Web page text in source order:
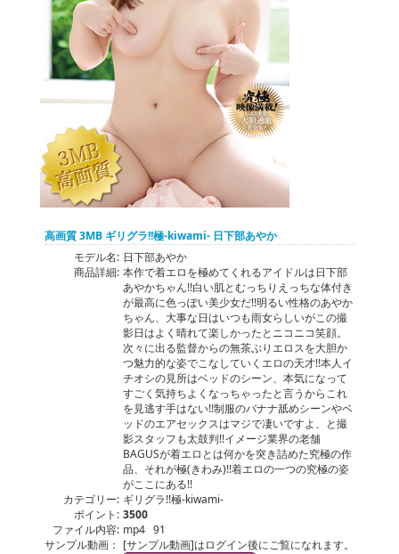
高画質 3MB ギリグラ!!極-kiwami- 日下部あやか
モデル名: 日下部あやか
商品詳細: 本作で着エロを極めてくれるアイドルは日下部
あやかちゃん!!白い肌とむっちりえっちな体付き
が最高に色っぽい美少女だ!!明るい性格のあやか
ちゃん、大事な日はいつも雨女らしいがこの撮
影日はよく晴れて楽しかったとニコニコ笑顔。
次々に出る監督からの無茶ぶりエロスを大胆か
つ魅力的な姿でこなしていくエロの天才!!本人イ
チオシの見所はベッドのシーン、本気になって
すごく気持ちよくなっちゃったと言うからこれ
を見逃す手はない!!制服のバナナ舐めシーンやベ
ッドのエアセックスはマジで凄いですよ、と撮
影スタッフも太鼓判!!イメージ業界の老舗
BAGUSが着エロとは何かを突き詰めた究極の作
品、それが極(きわみ)!!着エロの一つの究極の姿
がここにある!!
カテゴリー: ギリグラ!!極-kiwami-
ポイント: 3500
ファイル内容: mp4 91
サンプル動画： [サンプル動画]はログイン後にご覧になれます。